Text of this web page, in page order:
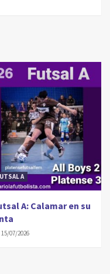
A
A: Calamar en su
15/07/2026